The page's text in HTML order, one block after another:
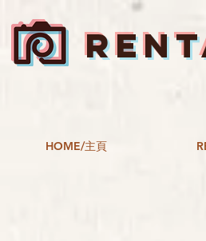
HOME/主頁